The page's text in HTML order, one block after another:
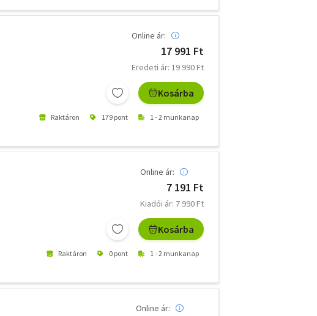
Online ár:
17 991 Ft
Eredeti ár: 19 990 Ft
Kosárba
Raktáron 179 pont 1 - 2 munkanap
Online ár:
7 191 Ft
Kiadói ár: 7 990 Ft
Kosárba
Raktáron 0 pont 1 - 2 munkanap
Online ár: